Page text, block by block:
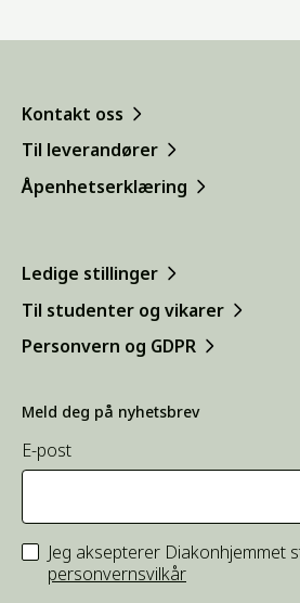
Kontakt oss
Til leverandører
Åpenhetserklæring
Ledige stillinger
Til studenter og vikarer
Personvern og GDPR
Meld deg på nyhetsbrev
E-post
Jeg aksepterer Diakonhjemmet
personvernsvilkår